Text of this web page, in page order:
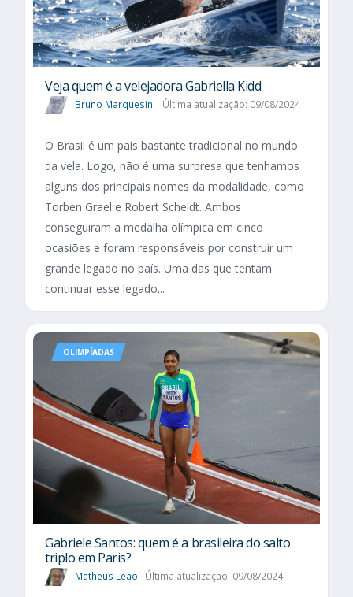
Veja quem é a velejadora Gabriella Kidd
Bruno Marquesini Última atualização: 09/08/2024
O Brasil é um país bastante tradicional no mundo
da vela. Logo, não é uma surpresa que tenhamos
alguns dos principais nomes da modalidade, como
Torben Grael e Robert Scheidt. Ambos
conseguiram a medalha olímpica em cinco
ocasiões e foram responsáveis por construir um
grande legado no país. Uma das que tentam
continuar esse legado...
OLIMPÍADAS
Gabriele Santos: quem é a brasileira do salto
triplo em Paris?
Matheus Leão Última atualização: 09/08/2024